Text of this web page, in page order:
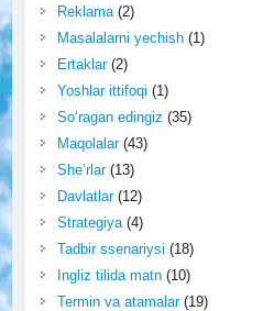
Reklama(2)
Masalalarni yechish(1)
Ertaklar(2)
Yoshlar ittifoqi (1)
So‘ragan edingiz (35)
Maqolalar(43)
She’rlar(13)
Davlatlar(12)
Strategiya(4)
Tadbir ssenariysi (18)
Ingliz tilida matn(10)
Termin va atamalar(19)